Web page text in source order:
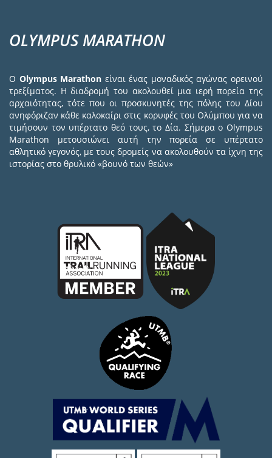
OLYMPUS MARATHON
Ο Olympus Marathon είναι ένας μοναδικός αγώνας ορεινού
τρεξίματος. Η διαδρομή του ακολουθεί μια ιερή πορεία της
αρχαιότητας, τότε που οι προσκυνητές της πόλης του Δίου
ανηφόριζαν κάθε καλοκαίρι στις κορυφές του Ολύμπου για να
τιμήσουν τον υπέρτατο θεό τους, το Δία. Σήμερα ο Olympus
Marathon μετουσιώνει αυτή την πορεία σε υπέρτατο
αθλητικό γεγονός, με τους δρομείς να ακολουθούν τα ίχνη της
ιστορίας στο θρυλικό «βουνό των θεών»